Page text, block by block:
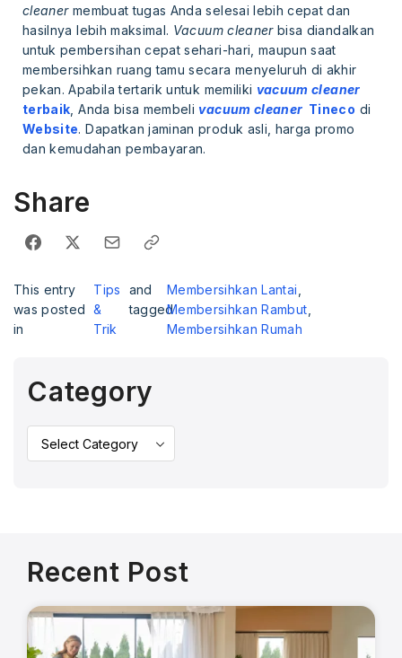
cleanermembuat tugas Anda selesai lebih cepat dan
hasilnya lebih maksimal. Vacuum cleanerbisa diandalkan
untuk pembersihan cepat sehari-hari, maupun saat
membersihkan ruang tamu secara menyeluruh di akhir
pekan. Apabila tertarik untuk memiliki vacuum cleaner
terbaik, Anda bisa membeli vacuum cleaner Tineco di
Website. Dapatkan jaminan produk asli, harga promo
dan kemudahan pembayaran.
Share
This entry
was posted
in
Tips
&
Trik
and
tagged
Membersihkan Lantai,
Membersihkan Rambut,
Membersihkan Rumah
Category
Recent Post